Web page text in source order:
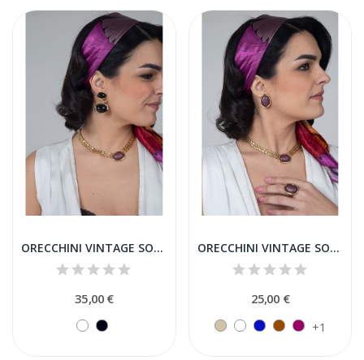
ORECCHINI VINTAGE SOFIA DOPPIA PIETRA
35,00 €
ORECCHINI VINTAGE SOFIA
25,00 €
+1